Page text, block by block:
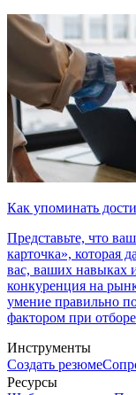
Как упоминать
Представьте, что
карточка», которая
вас, ваших навыках
конкуренция на
умение правильно
фактором при
Инструменты
Создать резюме
Ресурсы